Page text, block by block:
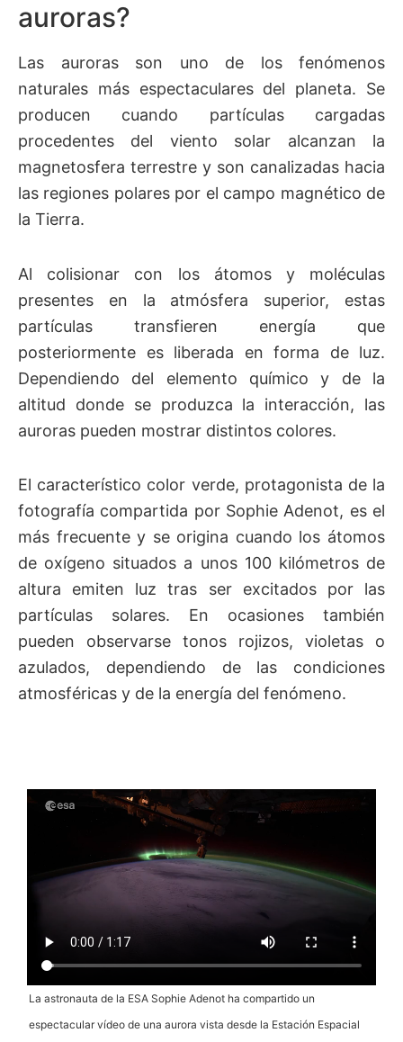
auroras?
Las auroras son uno de los fenómenos
naturales más espectaculares del planeta. Se
producen cuando partículas cargadas
procedentes del viento solar alcanzan la
magnetosfera terrestre y son canalizadas hacia
las regiones polares por el campo magnético de
la Tierra.
Al colisionar con los átomos y moléculas
presentes en la atmósfera superior, estas
partículas transfieren energía que
posteriormente es liberada en forma de luz.
Dependiendo del elemento químico y de la
altitud donde se produzca la interacción, las
auroras pueden mostrar distintos colores.
El característico color verde, protagonista de la
fotografía compartida por Sophie Adenot, es el
más frecuente y se origina cuando los átomos
de oxígeno situados a unos 100 kilómetros de
altura emiten luz tras ser excitados por las
partículas solares. En ocasiones también
pueden observarse tonos rojizos, violetas o
azulados, dependiendo de las condiciones
atmosféricas y de la energía del fenómeno.
La astronauta de la ESA Sophie Adenot ha compartido un
espectacular vídeo de una aurora vista desde la Estación Espacial